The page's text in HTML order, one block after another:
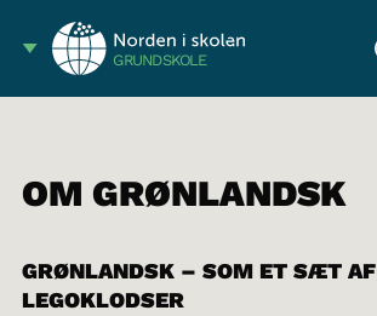
GRUNDSKOLE
OM GRØNLANDSK
GRØNLANDSK – SOM ET SÆT AF
LEGOKLODSER